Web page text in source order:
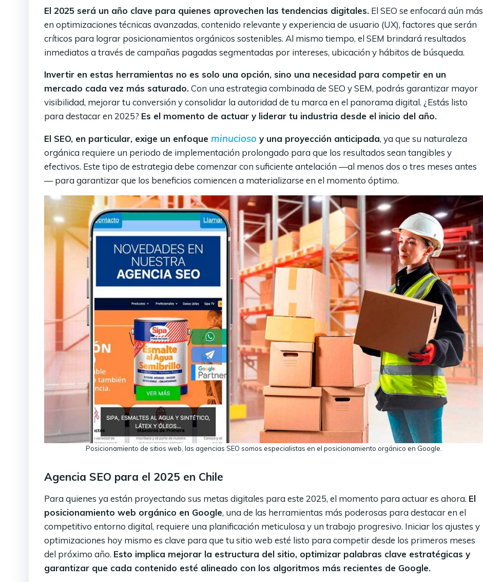
El 2025 será un año clave para quienes aprovechen las tendencias digitales. El SEO se enfocará aún más
en optimizaciones técnicas avanzadas, contenido relevante y experiencia de usuario (UX), factores que serán
críticos para lograr posicionamientos orgánicos sostenibles. Al mismo tiempo, el SEM brindará resultados
inmediatos a través de campañas pagadas segmentadas por intereses, ubicación y hábitos de búsqueda.
Invertir en estas herramientas no es solo una opción, sino una necesidad para competir en un
mercado cada vez más saturado.Con una estrategia combinada de SEO y SEM, podrás garantizar mayor
visibilidad, mejorar tu conversión y consolidar la autoridad de tu marca en el panorama digital. ¿Estás listo
para destacar en 2025? Es el momento de actuar y liderar tu industria desde el inicio del año.
El SEO, en particular, exige un enfoque minucioso y una proyección anticipada, ya que su naturaleza
orgánica requiere un periodo de implementación prolongado para que los resultados sean tangibles y
efectivos. Este tipo de estrategia debe comenzar con suficiente antelación —al menos dos o tres meses antes
— para garantizar que los beneficios comiencen a materializarse en el momento óptimo.
Posicionamiento de sitios web, las agencias SEO somos especialistas en el posicionamiento orgánico en Google.
Agencia SEO para el 2025 en Chile
Para quienes ya están proyectando sus metas digitales para este 2025, el momento para actuar es ahora. El
posicionamiento web orgánico en Google, una de las herramientas más poderosas para destacar en el
competitivo entorno digital, requiere una planificación meticulosa y un trabajo progresivo. Iniciar los ajustes y
optimizaciones hoy mismo es clave para que tu sitio web esté listo para competir desde los primeros meses
del próximo año. Esto implica mejorar la estructura del sitio, optimizar palabras clave estratégicas y
garantizar que cada contenido esté alineado con los algoritmos más recientes de Google.